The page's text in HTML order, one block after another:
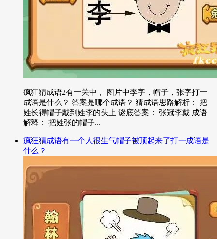
疯狂猜成语2有一关中， 图片中李字，帽子，张字打一
成语是什么？ 答案是哪个成语？ 猜成语思路解析： 把
姓长得帽子戴到姓李的头上 谜底答案： 张冠李戴 成语
解释： 把姓张的帽子...
疯狂猜成语有一个人很生气帽子被顶起来了打一成语是
什么？